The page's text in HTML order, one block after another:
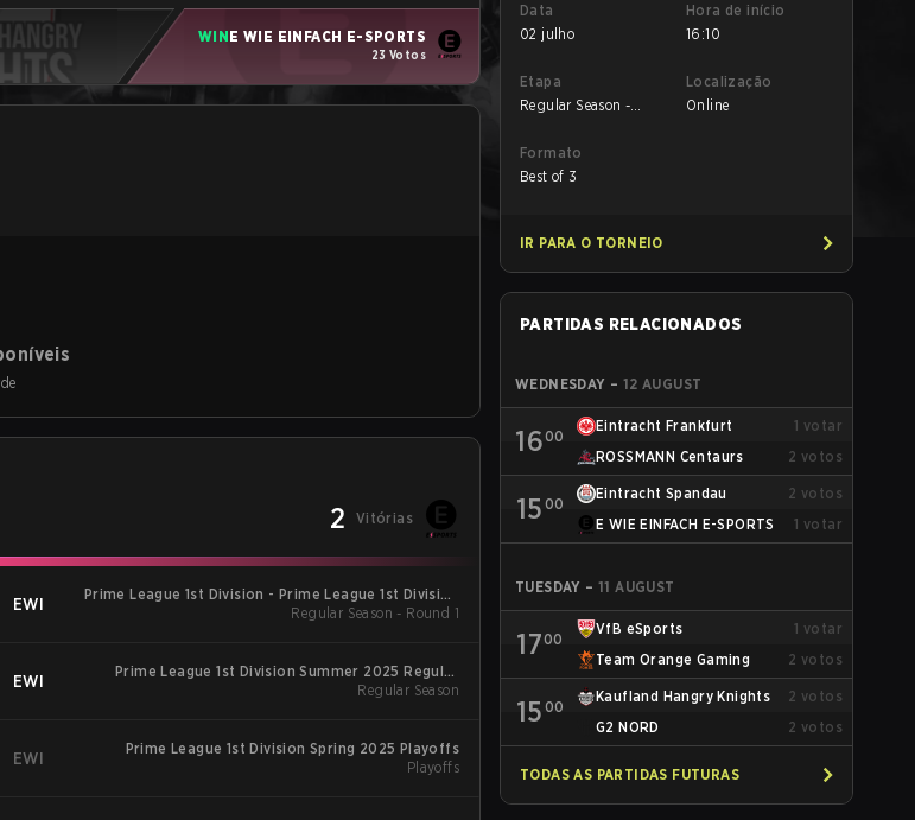
WINE WIE EINFACH E-SPORTS
23 Votos
2 Vitórias
EWI
Prime League 1st Division - Prime League 1st Division
Spring 2026
Regular Season - Round 1
EWI
Prime League 1st Division Summer 2025 Regular
Season
Regular Season
EWI
Prime League 1st Division Spring 2025 Playoffs
Playoffs
Data
02 julho
Hora de início
16:10
Etapa
Regular Season -
Localização
Online
Formato
Best of 3
IR PARA O TORNEIO
PARTIDAS RELACIONADOS
WEDNESDAY – 12 AUGUST
1600
Eintracht Frankfurt 1 votar
ROSSMANN Centaurs
2 votos
15 00
Eintracht Spandau 2 votos
E WIE EINFACH E-SPORTS
1 votar
TUESDAY – 11 AUGUST
1700
VfB eSports 1 votar
Team Orange Gaming
2 votos
15 00
Kaufland Hangry Knights 2 votos
G2 NORD
2 votos
TODAS AS PARTIDAS FUTURAS